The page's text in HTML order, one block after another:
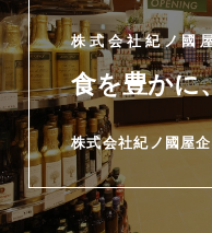
株式会社紀ノ國
食を豊かに
株式会社紀ノ國屋